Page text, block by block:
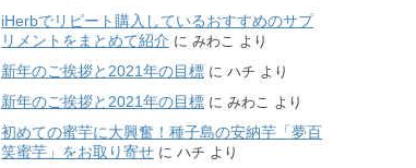
iHerbでリピート購入しているおすすめのサプ
リメントをまとめて紹介 に みわこ より
新年のご挨拶と2021年の目標 に ハチ より
新年のご挨拶と2021年の目標 に みわこ より
初めての蜜芋に大興奮！種子島の安納芋「夢百
笑蜜芋」をお取り寄せ に ハチ より